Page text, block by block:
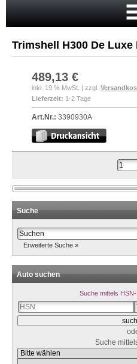
Neukunde?
Kasse
Anmelden
Trimshell H300 De Luxe
489,13 €
inkl. 19 % MwSt. | zzgl.
Lieferzeit: 1-2 Tage
Art.Nr.: 3390930A
Suche
Erweiterte Suche »
Auto suchen
Suche mittels
Suche